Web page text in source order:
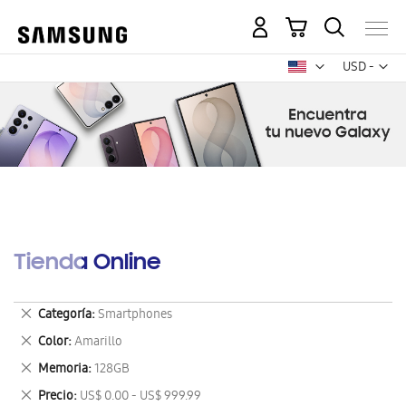
USD -
dólar
Mi carrito
Tienda Online
Categoría Smartphones
Eliminar
este
artículo
Color Amarillo
Eliminar
este
artículo
Memoria 128GB
Eliminar
este
Precio US$ 0.00 - US$ 999.99
Eliminar